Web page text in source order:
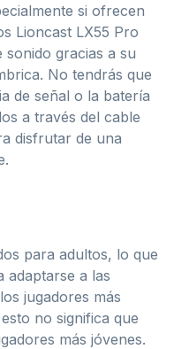
si ofrecen
Lioncast LX55 Pro
sonido gracias a su
No tendrás que
de señal o la batería
a través del cable
disfrutar de una
para adultos, lo que
adaptarse a las
jugadores más
no significa que
más jóvenes.